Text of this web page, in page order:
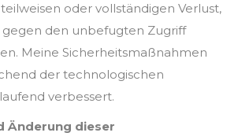
oder vollständigen Verlust,
den unbefugten Zugriff
Meine Sicherheitsmaßnahmen
der technologischen
verbessert.
Änderung dieser